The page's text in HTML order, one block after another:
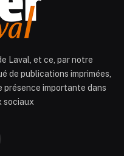
Laval, et ce, par notre
de publications imprimées,
présence importante dans
sociaux